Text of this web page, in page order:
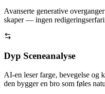
Avanserte generative
skaper — ingen
Dyp Sceneanalyse
AI-en leser farge, bevegelse og
den bygger en bro som føles